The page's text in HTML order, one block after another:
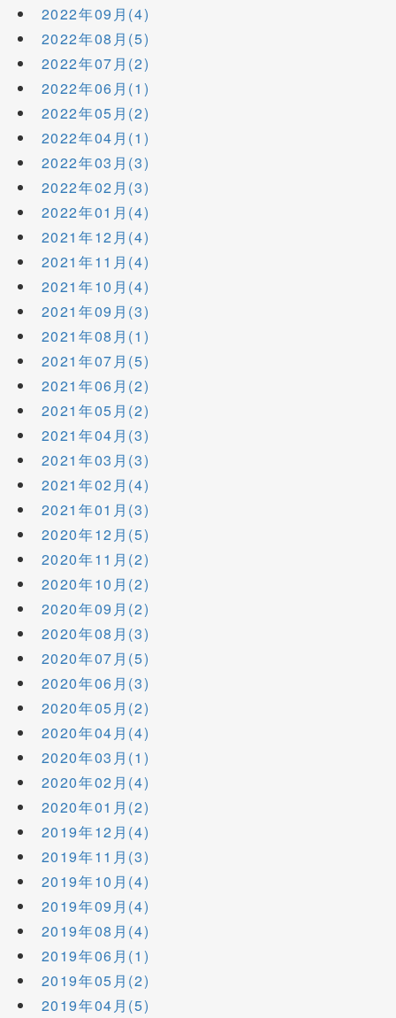
2022年09月(4)
2022年08月(5)
2022年07月(2)
2022年06月(1)
2022年05月(2)
2022年04月(1)
2022年03月(3)
2022年02月(3)
2022年01月(4)
2021年12月(4)
2021年11月(4)
2021年10月(4)
2021年09月(3)
2021年08月(1)
2021年07月(5)
2021年06月(2)
2021年05月(2)
2021年04月(3)
2021年03月(3)
2021年02月(4)
2021年01月(3)
2020年12月(5)
2020年11月(2)
2020年10月(2)
2020年09月(2)
2020年08月(3)
2020年07月(5)
2020年06月(3)
2020年05月(2)
2020年04月(4)
2020年03月(1)
2020年02月(4)
2020年01月(2)
2019年12月(4)
2019年11月(3)
2019年10月(4)
2019年09月(4)
2019年08月(4)
2019年06月(1)
2019年05月(2)
2019年04月(5)